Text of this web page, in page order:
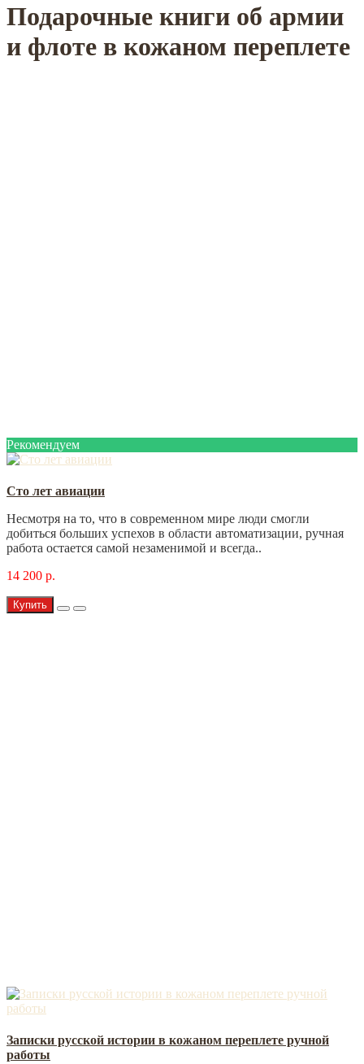
Подарочные книги об армии
и флоте в кожаном переплете
Рекомендуем
Сто лет авиации
Несмотря на то, что в современном мире люди смогли
добиться больших успехов в области автоматизации, ручная
работа остается самой незаменимой и всегда..
14 200 р.
Купить
Записки русской истории в кожаном переплете ручной
работы